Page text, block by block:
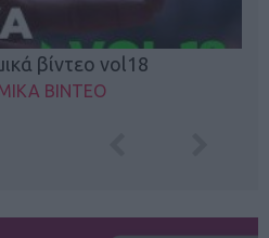
βίντεο vol18
ΒΙΝΤΕΟ